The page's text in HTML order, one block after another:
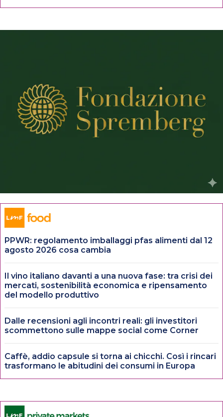
PPWR: regolamento imballaggi pfas alimenti dal 12
agosto 2026 cosa cambia
Il vino italiano davanti a una nuova fase: tra crisi dei
mercati, sostenibilità economica e ripensamento
del modello produttivo
Dalle recensioni agli incontri reali: gli investitori
scommettono sulle mappe social come Corner
Caffè, addio capsule si torna ai chicchi. Così i rincari
trasformano le abitudini dei consumi in Europa